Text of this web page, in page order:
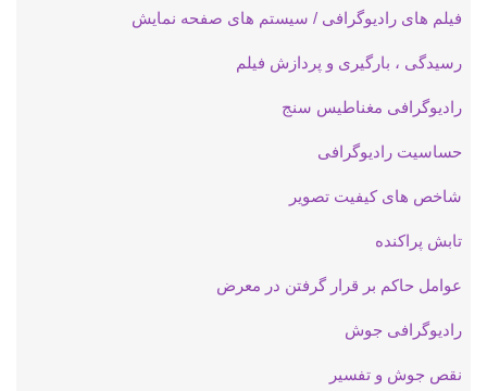
فیلم های رادیوگرافی / سیستم های صفحه نمایش
رسیدگی ، بارگیری و پردازش فیلم
رادیوگرافی مغناطیس سنج
حساسیت رادیوگرافی
شاخص های کیفیت تصویر
تابش پراکنده
عوامل حاکم بر قرار گرفتن در معرض
رادیوگرافی جوش
نقص جوش و تفسیر